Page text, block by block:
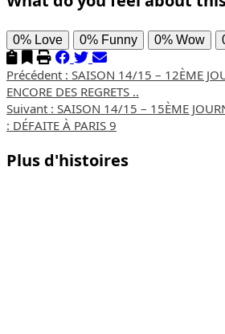
0% Love 0% Funny 0% Wow
Navigation
d’article
Précédent : SAISON 14/15 – 12ÈME
ENCORE DES REGRETS ..
Suivant : SAISON 14/15 – 15ÈME
: DÉFAITE À PARIS 9
Plus d'histoires